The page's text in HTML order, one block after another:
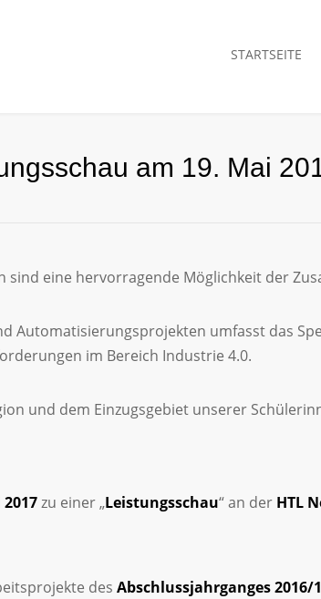
STARTSEITE
am 19. Mai
sind eine hervorragende Möglichkeit der
Automatisierungsprojekten umfasst das
im Bereich Industrie 4.0.
und dem Einzugsgebiet unserer
zu einer „Leistungsschau“ an der HTL
des Abschlussjahrganges 2016/